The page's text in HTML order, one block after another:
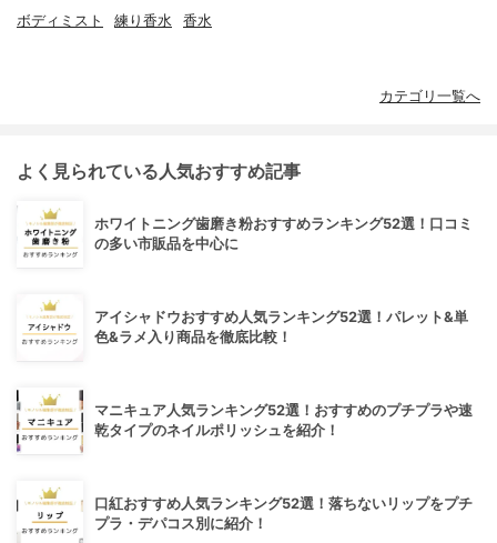
ボディミスト 練り香水 香水
カテゴリ一覧へ
よく見られている人気おすすめ記事
ホワイトニング歯磨き粉おすすめランキング52選！口コミ
の多い市販品を中心に
アイシャドウおすすめ人気ランキング52選！パレット&単
色&ラメ入り商品を徹底比較！
マニキュア人気ランキング52選！おすすめのプチプラや速
乾タイプのネイルポリッシュを紹介！
口紅おすすめ人気ランキング52選！落ちないリップをプチ
プラ・デパコス別に紹介！